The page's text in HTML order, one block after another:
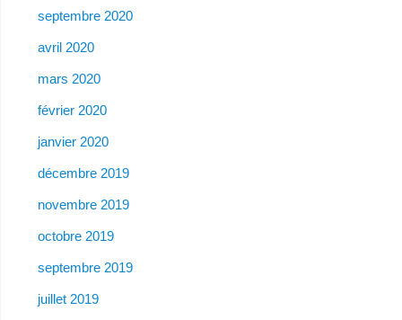
septembre 2020
avril 2020
mars 2020
février 2020
janvier 2020
décembre 2019
novembre 2019
octobre 2019
septembre 2019
juillet 2019